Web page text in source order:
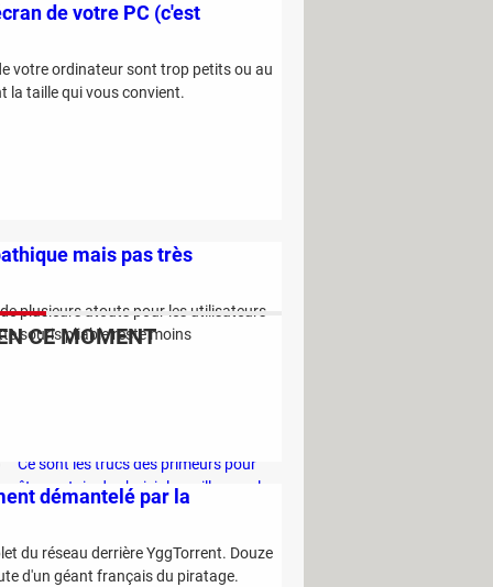
de votre PC (c'est
votre ordinateur sont trop petits ou au
la taille qui vous convient.
mais pas très
plusieurs atouts pour les utilisateurs
souris pliable reste moins
démantelé par la
du réseau derrière YggTorrent. Douze
d'un géant français du piratage.
CE MOMENT
Ce sont les trucs des primeurs pour
être certain de choisir le meilleur melon
Vous risquez 1500 euros d'amende si
vous utilisez de l'eau chez vous cet été